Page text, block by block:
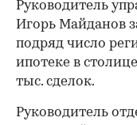
Руководитель
Игорь Майданов
подряд число
ипотеке в
тыс. сделок.
Руководитель